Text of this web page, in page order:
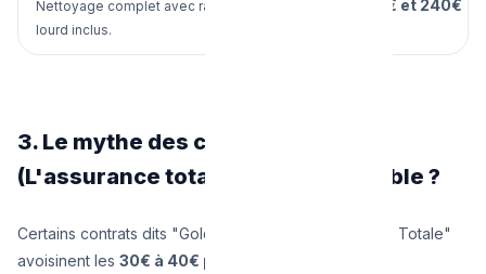
Nettoyage complet avec ramonage
lourd inclus.
180€ et 240€
3. Le mythe des contrats Omnium
(L'assurance totale) : Est-ce rentable ?
Certains contrats dits "Gold", "Omnium" ou "Garantie Totale"
avoisinent les 30€ à 40€ par mois